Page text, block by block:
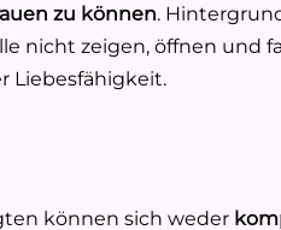
zu können.
nicht zeigen, öffnen und
Liebesfähigkeit.
können sich weder